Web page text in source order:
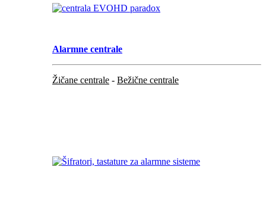
Alarmne centrale
Žičane centrale - Bežične centrale